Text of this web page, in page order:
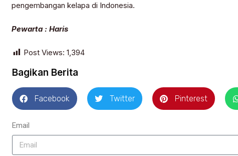
pengembangan kelapa di Indonesia.
Pewarta : Haris
Post Views: 1,394
Bagikan Berita
Facebook Twitter Pinterest
Email